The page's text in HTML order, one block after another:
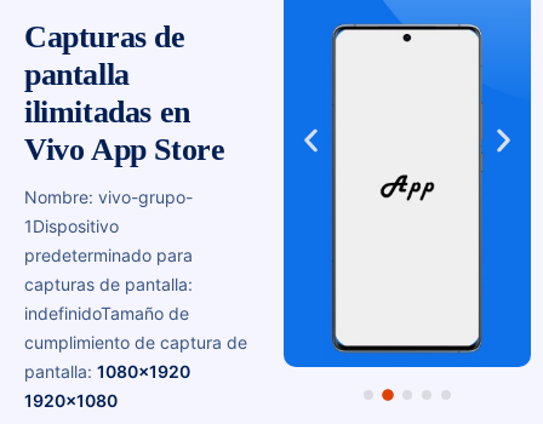
Capturas de
pantalla
ilimitadas en
Vivo App Store
Nombre: vivo-grupo-
1Dispositivo
predeterminado para
capturas de pantalla:
indefinidoTamaño de
cumplimiento de captura de
pantalla: 1080x1920
1920x1080